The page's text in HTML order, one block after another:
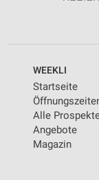
WEEKLI
Startseite
Alle
Angebote
Magazin